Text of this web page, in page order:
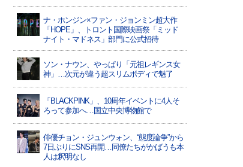
ナ・ホンジン×ファン・ジョンミン超大作
「HOPE」、トロント国際映画祭「ミッド
ナイト・マドネス」部門に公式招待
ソン・ナウン、やっぱり「元祖レギンス女
神」…次元が違う超スリムボディで魅了
「BLACKPINK」、10周年イベントに4人そ
ろって参加へ…国立中央博物館で
俳優チョン・ジュンウォン、“態度論争”から
7日ぶりにSNS再開…同僚たちがかばうも本
人は釈明なし